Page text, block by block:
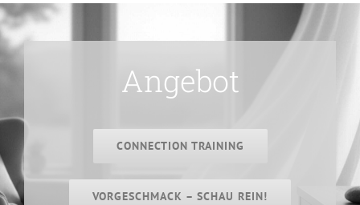
Angebot
CONNECTION TRAINING
VORGESCHMACK – SCHAU REIN!